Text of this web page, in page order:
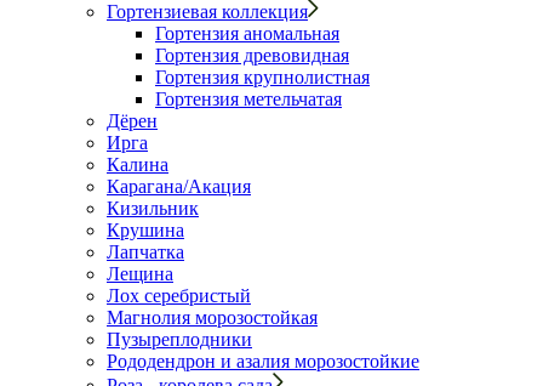
Гортензиевая коллекция
Гортензия аномальная
Гортензия древовидная
Гортензия крупнолистная
Гортензия метельчатая
Дёрен
Ирга
Калина
Карагана/Акация
Кизильник
Крушина
Лапчатка
Лещина
Лох серебристый
Магнолия морозостойкая
Пузыреплодники
Рододендрон и азалия морозостойкие